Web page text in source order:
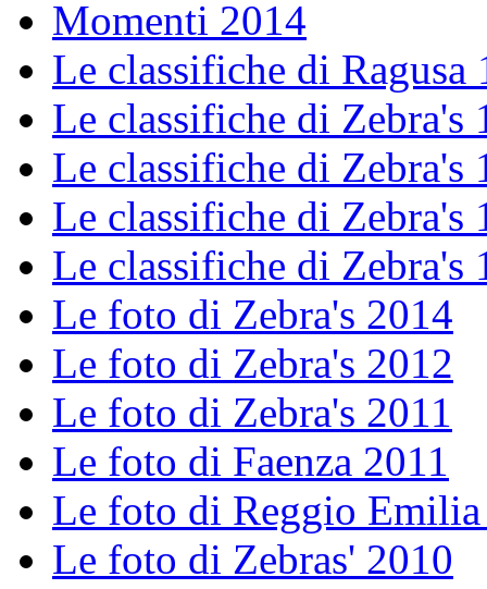
Momenti 2014
Le classifiche di Ragusa
Le classifiche di Zebra's
Le classifiche di Zebra's
Le classifiche di Zebra's
Le classifiche di Zebra's
Le foto di Zebra's 2014
Le foto di Zebra's 2012
Le foto di Zebra's 2011
Le foto di Faenza 2011
Le foto di Reggio
Le foto di Zebras' 2010